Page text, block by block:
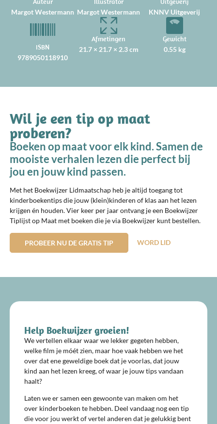
Margot Westermann Margot Westermann KNNV Uitgeverij
ISBN
9789050118910
Afmetingen
21.7 × 21.7 × 2.3 cm
Gewicht
0.55 kg
Wil je een tip op maat
proberen?
Boeken op maat voor elk kind. Samen de
mooiste verhalen lezen die perfect bij
jou en jouw kind passen.
Met het Boekwijzer Lidmaatschap heb je altijd toegang tot
kinderboekentips die jouw (klein)kinderen of klas aan het lezen
krijgen én houden. Vier keer per jaar ontvang je een Boekwijzer
Tiplijst op Maat met boeken die je via Boekwijzer kunt bestellen.
PROBEER NU DE GRATIS TIP WORD LID
Help Boekwijzer groeien!
We vertellen elkaar waar we lekker gegeten hebben,
welke film je móét zien, maar hoe vaak hebben we het
over dat ene geweldige boek dat je voorlas, dat jouw
kind aan het lezen kreeg, of waar je jouw tips vandaan
haalt?
Laten we er samen een gewoonte van maken om het
over kinderboeken te hebben. Deel vandaag nog een tip
die voor jou werkt of vertel anderen dat je gelukkig bent